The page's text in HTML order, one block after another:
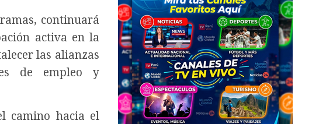
continuará
activa en la
las alianzas
de empleo y
camino hacia el